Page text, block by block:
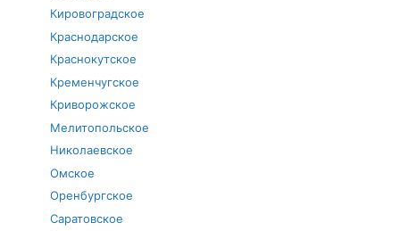
Кировоградское
Краснодарское
Краснокутское
Кременчугское
Криворожское
Мелитопольское
Николаевское
Омское
Оренбургское
Саратовское